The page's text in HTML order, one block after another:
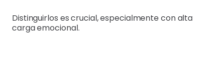
Distinguirlos es crucial, especialmente con alta
carga emocional.